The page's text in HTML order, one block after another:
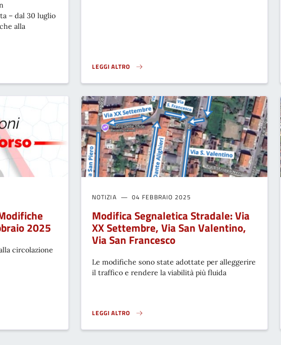
– dal 30 luglio
alla
- VIA PACINI E LIMITROFE DAL 30 LUGLIO AL 2 AGOSTO 2025}
LEGGI ALTRO
RIFACIMENTO SEGNALETICA STRADALE ORIZZONTALE}
2025
circolazione
ALLA VIABILITÀ DAL 24 FEBBRAIO 2025}
NOTIZIA 04 FEBBRAIO 2025
Modifica Segnaletica Stradale: Via
XX Settembre, Via San Valentino,
Via San Francesco
Le modifiche sono state adottate per alleggerire
il traffico e rendere la viabilità più fluida
LEGGI ALTRO
MODIFICA SEGNALETICA STRADALE: VIA XX SETTEMBRE, VIA